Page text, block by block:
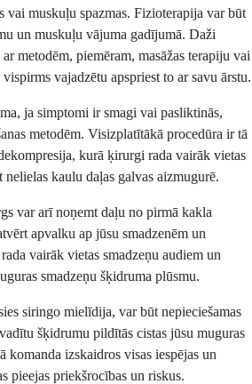
vai muskuļu spazmas. Fizioterapija var būt
un muskuļu vājuma gadījumā. Daži
metodēm, piemēram, masāžas terapiju vai
vajadzētu apspriest to ar savu ārstu.
ja simptomi ir smagi vai pasliktinās,
metodēm. Visizplatītākā procedūra ir tā
kurā ķirurgi rada vairāk vietas
nelielas kaulu daļas galvas aizmugurē.
var arī noņemt daļu no pirmā kakla
apvalku ap jūsu smadzenēm un
vairāk vietas smadzeņu audiem un
smadzeņu šķidruma plūsmu.
siringo mielīdija, var būt nepieciešamas
šķidrumu pildītās cistas jūsu muguras
komanda izskaidros visas iespējas un
pieejas priekšrocības un riskus.